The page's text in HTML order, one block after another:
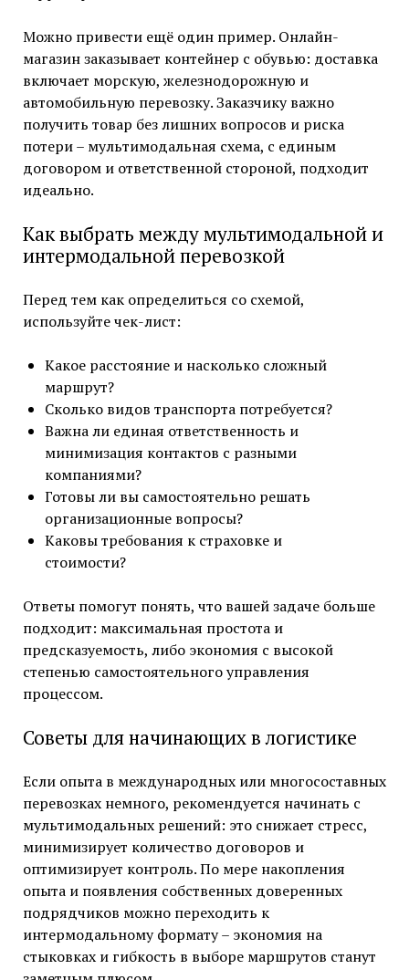
Можно привести ещё один пример. Онлайн-
магазин заказывает контейнер с обувью: доставка
включает морскую, железнодорожную и
автомобильную перевозку. Заказчику важно
получить товар без лишних вопросов и риска
потери – мультимодальная схема, с единым
договором и ответственной стороной, подходит
идеально.
Как выбрать между мультимодальной и
интермодальной перевозкой
Перед тем как определиться со схемой,
используйте чек-лист:
Какое расстояние и насколько сложный
маршрут?
Сколько видов транспорта потребуется?
Важна ли единая ответственность и
минимизация контактов с разными
компаниями?
Готовы ли вы самостоятельно решать
организационные вопросы?
Каковы требования к страховке и
стоимости?
Ответы помогут понять, что вашей задаче больше
подходит: максимальная простота и
предсказуемость, либо экономия с высокой
степенью самостоятельного управления
процессом.
Советы для начинающих в логистике
Если опыта в международных или многосоставных
перевозках немного, рекомендуется начинать с
мультимодальных решений: это снижает стресс,
минимизирует количество договоров и
оптимизирует контроль. По мере накопления
опыта и появления собственных доверенных
подрядчиков можно переходить к
интермодальному формату – экономия на
стыковках и гибкость в выборе маршрутов станут